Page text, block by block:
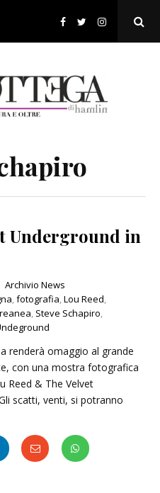
Underground in
Categories
Archivio News
,fotografia,Lou Reed,
, Steve Schapiro,
renderà omaggio al grande
con una mostra fotografica
Reed & The Velvet
scatti, venti, si potranno